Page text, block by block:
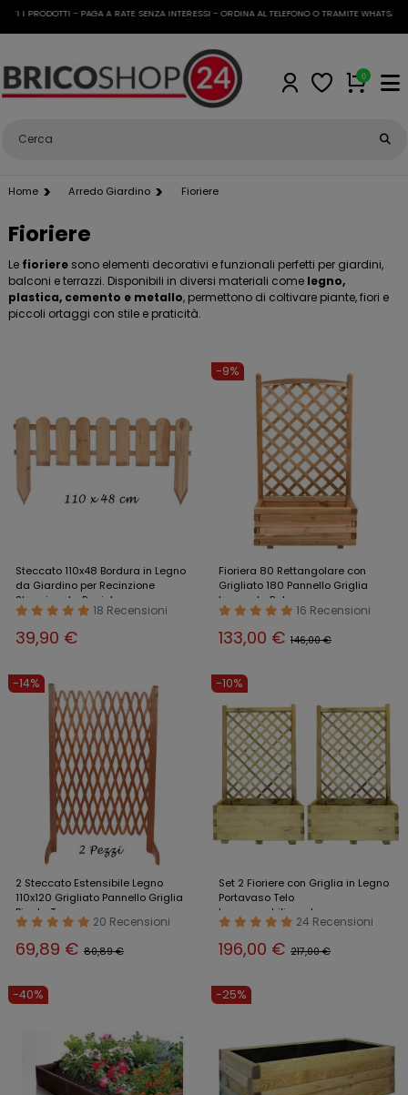
- PAGA A RATE SENZA INTERESSI - ORDINA AL TELEFONO O TRAMITE WHATSAPP•
0
Home Arredo Giardino Fioriere
Fioriere
Le fioriere sono elementi decorativi e funzionali perfetti per giardini,
balconi e terrazzi. Disponibili in diversi materiali come legno,
plastica, cemento e metallo, permettono di coltivare piante, fiori e
piccoli ortaggi con stile e praticità.
Steccato 110x48 Bordura in Legno
da Giardino per Recinzione
Staccionata Recinto
18 Recensioni
39,90 €
-9%
Fioriera 80 Rettangolare con
Grigliato 180 Pannello Griglia
Legno da Balcone
16 Recensioni
133,00 € 146,00 €
-14%
2 Steccato Estensibile Legno
110x120 Grigliato Pannello Griglia
Piante Terrazzo
20 Recensioni
69,89 € 80,89 €
-10%
Set 2 Fioriere con Griglia in Legno
Portavaso Telo
Impermeabilizzante
24 Recensioni
196,00 € 217,00 €
-40% -25%